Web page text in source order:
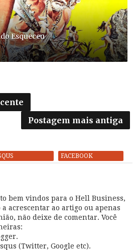
Esqueceu
Postagem mais antiga
FACEBOOK
bem vindos para o Hell Business,
acrescentar ao artigo ou apenas
não deixe de comentar. Você
(Twitter, Google etc).